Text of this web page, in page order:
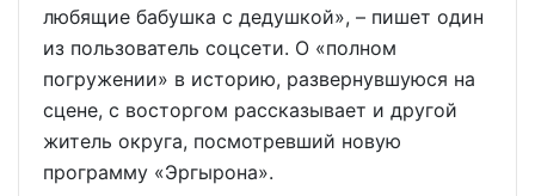
любящие бабушка с дедушкой», – пишет один
из пользователь соцсети. О «полном
погружении» в историю, развернувшуюся на
сцене, с восторгом рассказывает и другой
житель округа, посмотревший новую
программу «Эргырона».